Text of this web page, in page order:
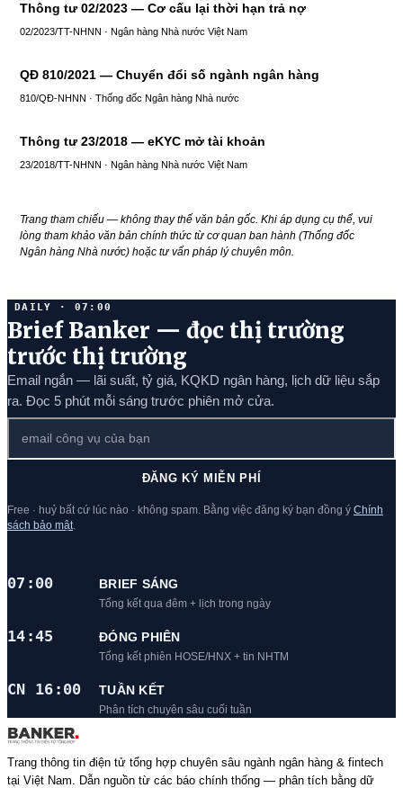
Thông tư 02/2023 — Cơ cấu lại thời hạn trả nợ
02/2023/TT-NHNN · Ngân hàng Nhà nước Việt Nam
QĐ 810/2021 — Chuyển đổi số ngành ngân hàng
810/QĐ-NHNN · Thống đốc Ngân hàng Nhà nước
Thông tư 23/2018 — eKYC mở tài khoản
23/2018/TT-NHNN · Ngân hàng Nhà nước Việt Nam
Trang tham chiếu — không thay thế văn bản gốc. Khi áp dụng cụ thể, vui
lòng tham khảo văn bản chính thức từ cơ quan ban hành (Thống đốc
Ngân hàng Nhà nước) hoặc tư vấn pháp lý chuyên môn.
DAILY · 07:00
Brief Banker — đọc thị trường
trước thị trường
Email ngắn — lãi suất, tỷ giá, KQKD ngân hàng, lịch dữ liệu sắp
ra. Đọc 5 phút mỗi sáng trước phiên mở cửa.
ĐĂNG KÝ MIỄN PHÍ
Free · huỷ bất cứ lúc nào · không spam. Bằng việc đăng ký bạn đồng ý Chính
sách bảo mật
07:00 BRIEF SÁNG
Tổng kết qua đêm + lịch trong ngày
14:45 ĐÓNG PHIÊN
Tổng kết phiên HOSE/HNX + tin NHTM
CN 16:00 TUẦN KẾT
Phân tích chuyên sâu cuối tuần
Trang thông tin điện tử tổng hợp chuyên sâu ngành ngân hàng & fintech
tại Việt Nam. Dẫn nguồn từ các báo chính thống — phân tích bằng dữ